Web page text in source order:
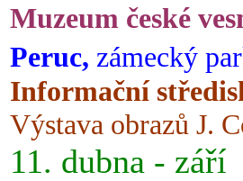
Muzeum české
Peruc, zámecký
Informační
Výstava obrazů J.
11. dubna - září